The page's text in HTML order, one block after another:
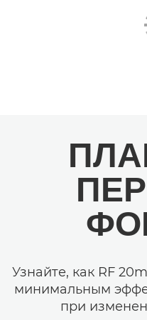
Узнайте, как RF
минимальным
при